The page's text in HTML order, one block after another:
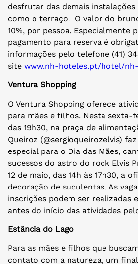
desfrutar das demais
como o terraço. O valor do
10%, por pessoa. Especialmente
pagamento para reserva é
informações pelo telefone (41)
site www.nh-hoteles.pt/hotel/
Ventura Shopping
O Ventura Shopping oferece
para mães e filhos. Nesta sexta-
das 19h30, na praça de
Queiroz (@sergioqueirozelvis)
especial para o Dia das Mães,
sucessos do astro do rock Elvis
12 de maio, das 14h às 17h30, a
decoração de suculentas. As
inscrições podem ser realizadas
antes do início das atividades
Estância do Lago
Para as mães e filhos que
contato com a natureza, um